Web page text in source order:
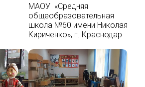
МАОУ «Средняя
общеобразовательная
школа №60 имени Николая
Кириченко», г. Краснодар